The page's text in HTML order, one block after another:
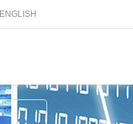
ENGLISH